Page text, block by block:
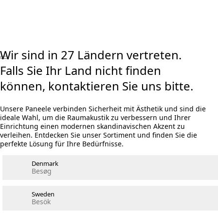
Wir sind in 27 Ländern vertreten.
Falls Sie Ihr Land nicht finden
können, kontaktieren Sie uns bitte.
Unsere Paneele verbinden Sicherheit mit Ästhetik und sind die
ideale Wahl, um die Raumakustik zu verbessern und Ihrer
Einrichtung einen modernen skandinavischen Akzent zu
verleihen. Entdecken Sie unser Sortiment und finden Sie die
perfekte Lösung für Ihre Bedürfnisse.
Denmark
Besøg
Sweden
Besök